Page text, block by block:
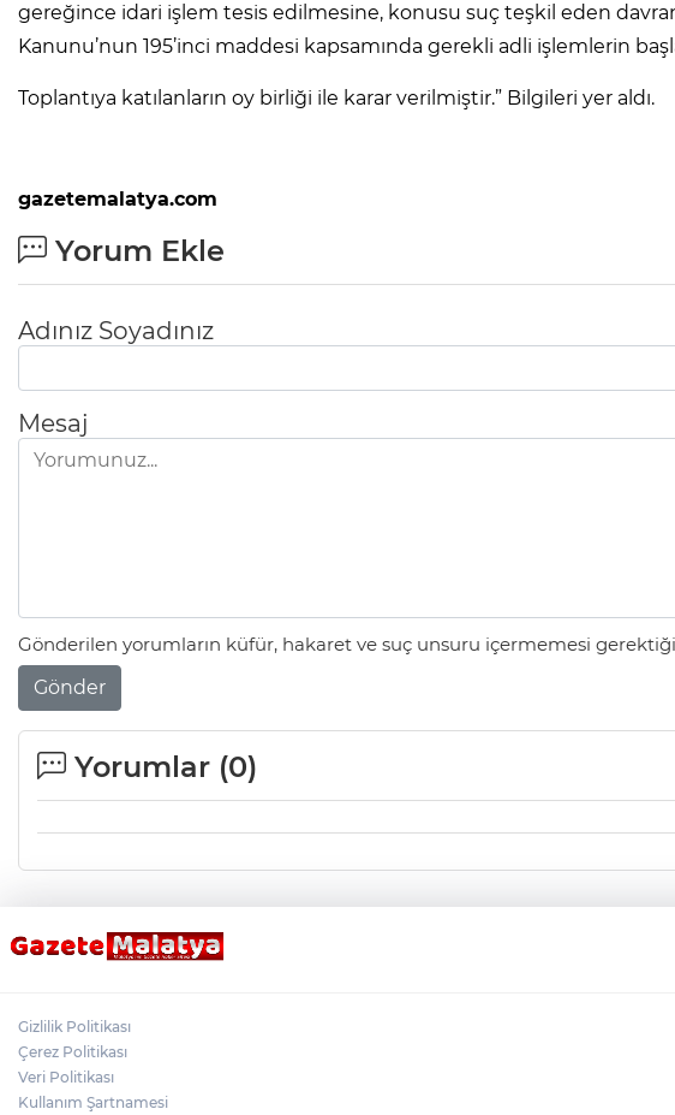
gereğince idari işlem tesis edilmesine, konusu suç teşkil eden
Kanunu’nun 195’inci maddesi kapsamında gerekli adli işlemlerin
Toplantıya katılanların oy birliği ile karar verilmiştir.” Bilgileri yer aldı.
gazetemalatya.com
Yorum Ekle
Adınız Soyadınız
Mesaj
Gönderilen yorumların küfür, hakaret ve suç unsuru içermemesi
Gönder
Yorumlar (0)
Gizlilik Politikası
Çerez Politikası
Veri Politikası
Kullanım Şartnamesi